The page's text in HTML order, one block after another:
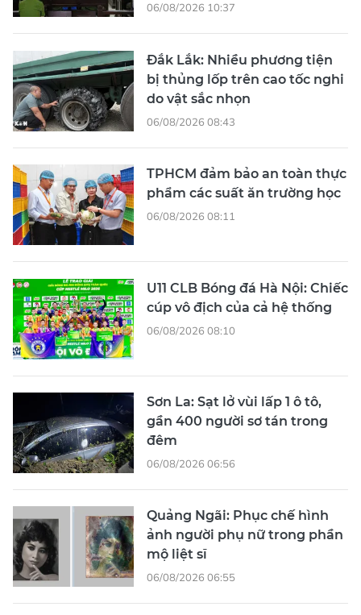
06/08/2026 10:37
Đắk Lắk: Nhiều phương tiện
bị thủng lốp trên cao tốc nghi
do vật sắc nhọn
06/08/2026 08:43
TPHCM đảm bảo an toàn thực
phẩm các suất ăn trường học
06/08/2026 08:11
U11 CLB Bóng đá Hà Nội: Chiếc
cúp vô địch của cả hệ thống
06/08/2026 08:10
Sơn La: Sạt lở vùi lấp 1 ô tô,
gần 400 người sơ tán trong
đêm
06/08/2026 06:56
Quảng Ngãi: Phục chế hình
ảnh người phụ nữ trong phần
mộ liệt sĩ
06/08/2026 06:55